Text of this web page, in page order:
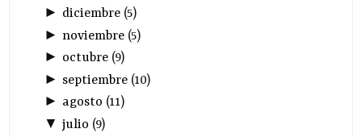
► diciembre(5)
► noviembre(5)
► octubre(9)
► septiembre(10)
► agosto (11)
▼ julio (9)